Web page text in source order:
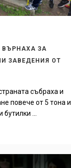
ВЪРНАХА ЗА
ЗАВЕДЕНИЯ ОТ
събраха и
повече от 5 тона и
бутилки ...